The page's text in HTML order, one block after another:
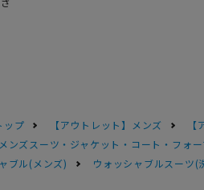
ップ 【アウトレット】メンズ
メンズスーツ・ジャケット・コート・フォ
ブル(メンズ) ウォッシャブルスーツ(